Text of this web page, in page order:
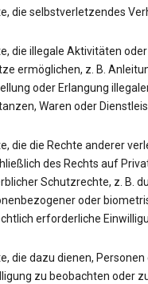
die selbstverletzendes
die illegale Aktivitäten
ermöglichen, z. B.
oder Erlangung
Waren oder
die die Rechte anderer
des Rechts auf
Schutzrechte, z. B.
oder
erforderliche
die dazu dienen,
zu beobachten oder